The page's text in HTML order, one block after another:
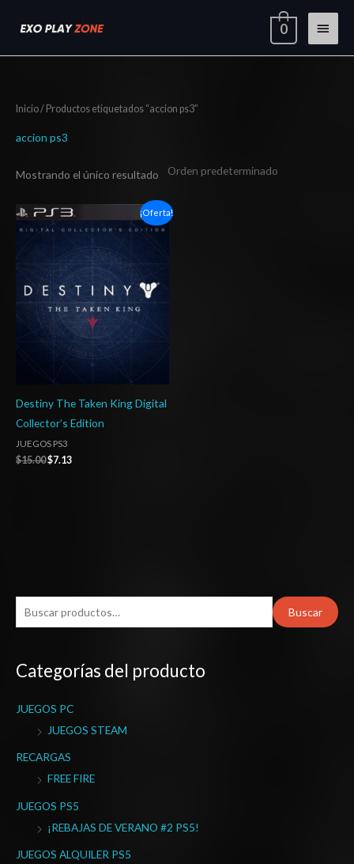
Menú
0
u
c
r
o
Buscar
Categorías del producto
JUEGOS PC
JUEGOS STEAM
RECARGAS
FREE FIRE
JUEGOS PS5
¡REBAJAS DE VERANO #2 PS5!
JUEGOS ALQUILER PS5
Inicio/ Productos etiquetados “accion ps3”
accion ps3
Mostrando el único resultado
¡Oferta!
Destiny The Taken King Digital
Collector’s Edition
JUEGOS PS3
$15.00
El
precio
original
$15.00.
$7.13
El
precio
actual
$7.13.